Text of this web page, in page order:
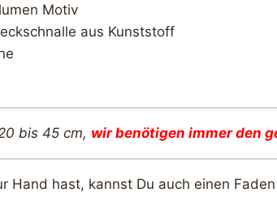
Motiv
aus Kunststoff
bis 45 cm, wir benötigen immer den
Hand hast, kannst Du auch einen